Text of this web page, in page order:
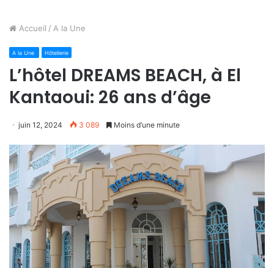
Accueil / A la Une
A la Une Hôtellerie
L’hôtel DREAMS BEACH, à El
Kantaoui: 26 ans d’âge
juin 12, 2024 3 089 Moins d’une minute